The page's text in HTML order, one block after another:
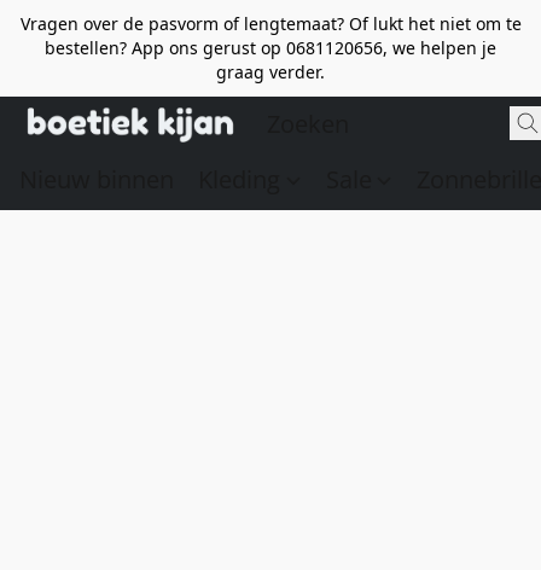
Vragen over de pasvorm of lengtemaat? Of lukt het niet om te
bestellen? App ons gerust op 0681120656, we helpen je
graag verder.